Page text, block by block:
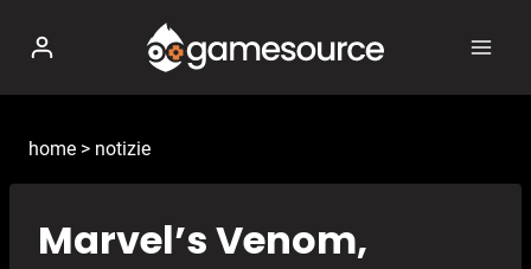
contenuto
home > notizie
Marvel’s Venom,